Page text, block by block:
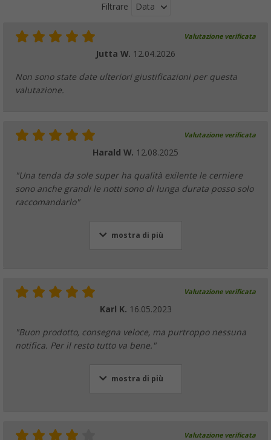
Filtrare Data
Valutazione verificata
Jutta W. 12.04.2026
Non sono state date ulteriori giustificazioni per questa
valutazione.
Valutazione verificata
Harald W. 12.08.2025
"Una tenda da sole super ha qualità exilente le cerniere
sono anche grandi le notti sono di lunga durata posso solo
raccomandarlo"
mostra di più
Valutazione verificata
Karl K. 16.05.2023
"Buon prodotto, consegna veloce, ma purtroppo nessuna
notifica. Per il resto tutto va bene."
mostra di più
Valutazione verificata